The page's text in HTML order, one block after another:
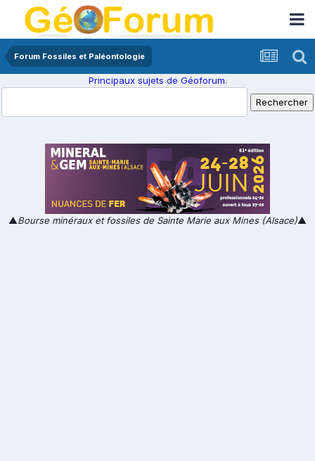
Forum Fossiles et Paléontologie
Principaux sujets de Géoforum.
▲Bourse minéraux et fossiles de Sainte Marie aux Mines (Alsace)▲